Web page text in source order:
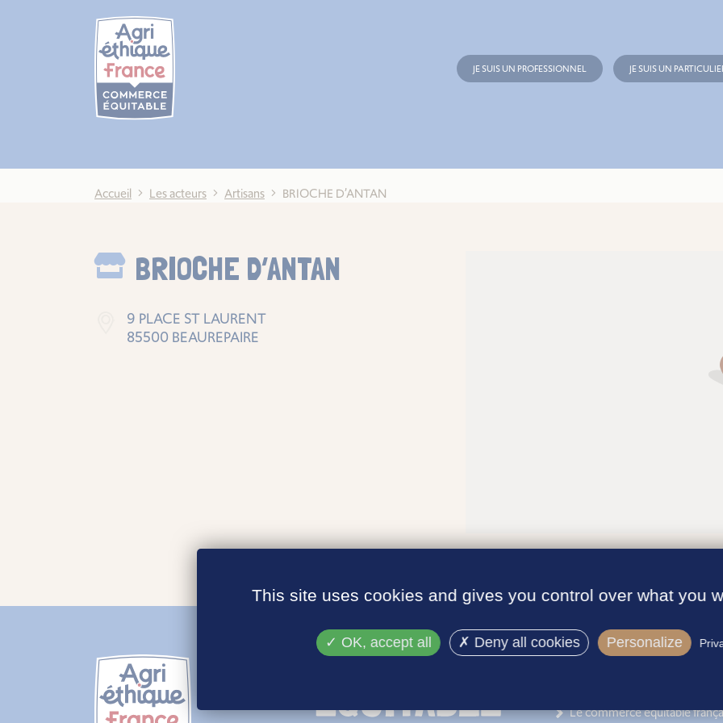
JE SUIS UN PROFESSIONNEL JE SUIS UN
Accueil Les acteurs Artisans BRIOCHE D’ANTAN
BRIOCHE D’ANTAN
9 PLACE ST LAURENT
85500 BEAUREPAIRE
Le commerce équitable
This site uses cookies and gives you control over what you
OK, accept all Deny all cookies Personalize